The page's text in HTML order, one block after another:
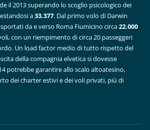
il 2013 superando lo scoglio psicologico dei
a33.377. Dal primo volo di Darwin
da e verso Roma Fiumicino circa22.000
con un riempimento di circa 20 passeggeri
Un load factor medio di tutto rispetto del
della compagnia elvetica si dovesse
potrebbe garantire allo scalo altoatesino,
dei charter estivi e dei voli privati, più di